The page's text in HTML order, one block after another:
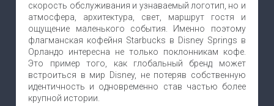
скорость обслуживания и узнаваемый логотип, но и
атмосфера, архитектура, свет, маршрут гостя и
ощущение маленького события. Именно поэтому
флагманская кофейня Starbucks в Disney Springs в
Орландо интересна не только поклонникам кофе.
Это пример того, как глобальный бренд может
встроиться в мир Disney, не потеряв собственную
идентичность и одновременно став частью более
крупной истории.